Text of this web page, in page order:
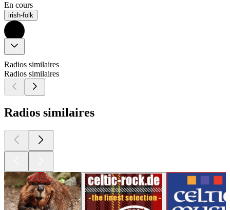
En cours
irish-folk
Radios similaires
Radios similaires
Radios similaires